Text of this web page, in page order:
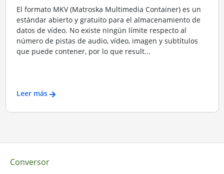
El formato MKV (Matroska Multimedia Container) es un
estándar abierto y gratuito para el almacenamiento de
datos de vídeo. No existe ningún límite respecto al
número de pistas de audio, vídeo, imagen y subtítulos
que puede contener, por lo que result...
Leer más
Conversor